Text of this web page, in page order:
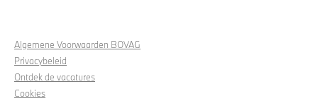
Algemene Voorwaarden BOVAG
Privacybeleid
Ontdek de vacatures
Cookies